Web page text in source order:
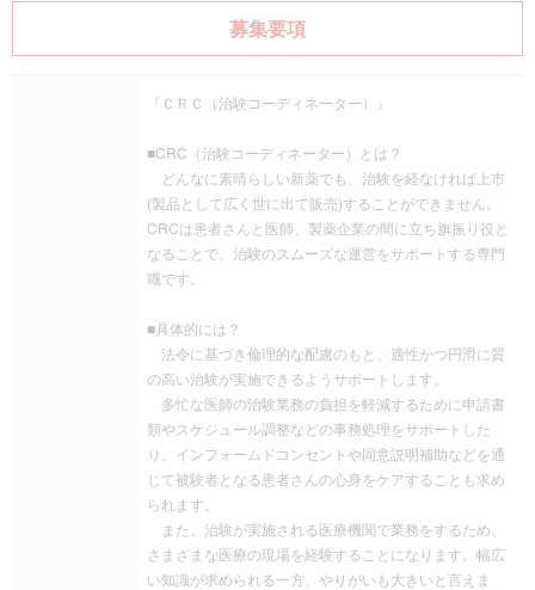
募集要項
『ＣＲＣ（治験コーディネーター）』
■CRC（治験コーディネーター）とは？
どんなに素晴らしい新薬でも、治験を経なければ上市
(製品として広く世に出て販売)することができません。
CRCは患者さんと医師、製薬企業の間に立ち旗振り役と
なることで、治験のスムーズな運営をサポートする専門
職です。
■具体的には？
法令に基づき倫理的な配慮のもと、適性かつ円滑に質
の高い治験が実施できるようサポートします。
多忙な医師の治験業務の負担を軽減するために申請書
類やスケジュール調整などの事務処理をサポートした
り、インフォームドコンセントや同意説明補助などを通
じて被験者となる患者さんの心身をケアすることも求め
られます。
また、治験が実施される医療機関で業務をするため、
さまざまな医療の現場を経験することになります。幅広
い知識が求められる一方、やりがいも大きいと言えま